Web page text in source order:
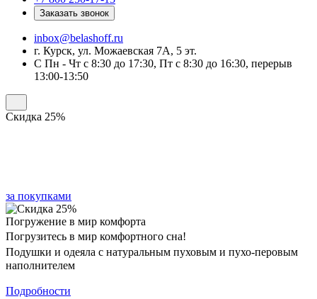
Заказать звонок
inbox@belashoff.ru
г. Курск, ул. Можаевская 7А, 5 эт.
C Пн - Чт с 8:30 до 17:30, Пт с 8:30 до 16:30, перерыв
13:00-13:50
Скидка 25%
за покупками
Погружение в мир комфорта
Погрузитесь в мир комфортного сна!
Подушки и одеяла с натуральным пуховым и пухо-перовым
наполнителем
Подробности